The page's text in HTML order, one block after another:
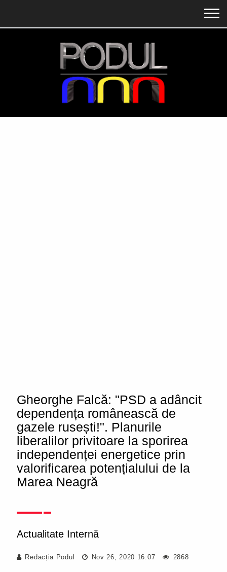
Gheorghe Falcă: "PSD a adâncit
dependența românească de
gazele rusești!". Planurile
liberalilor privitoare la sporirea
independenței energetice prin
valorificarea potențialului de la
Marea Neagră
Actualitate Internă
Redacția Podul Nov 26, 2020 16:07 2868